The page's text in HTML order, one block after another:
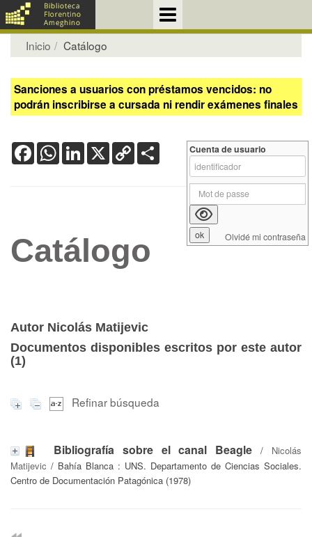
Inicio Catálogo
Sanciones a usuarios con préstamos vencidos: no
podrán inscribirse a cursada ni rendir exámenes finales
FacebookWhatsApp
LinkedIn
X Copy
Link
Catálogo
Autor Nicolás Matijevic
Documentos disponibles escritos por este autor
(1)
Refinar búsqueda
Bibliografía sobre el canal Beagle / Nicolás
Matijevic / Bahía Blanca : UNS. Departamento de Ciencias Sociales.
Centro de Documentación Patagónica (1978)
Cuenta de usuario
Olvidé mi contraseña